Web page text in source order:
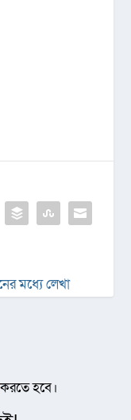
মধ্যে লেখা
করতে হবে।